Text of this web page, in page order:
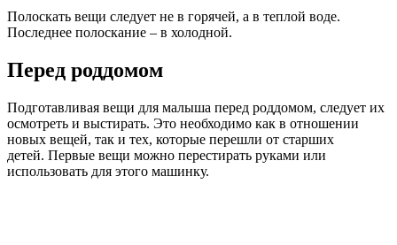
Полоскать вещи следует не в горячей, а в теплой воде.
Последнее полоскание – в холодной.
Перед роддомом
Подготавливая вещи для малыша перед роддомом, следует их
осмотреть и выстирать. Это необходимо как в отношении
новых вещей, так и тех, которые перешли от старших
детей. Первые вещи можно перестирать руками или
использовать для этого машинку.